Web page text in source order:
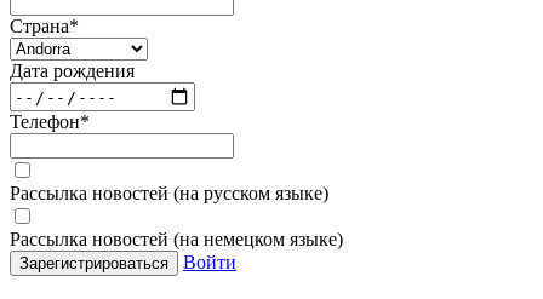
Страна*
Дата рождения
Телефон*
Рассылка новостей (на русском языке)
Рассылка новостей (на немецком языке)
Зарегистрироваться Войти